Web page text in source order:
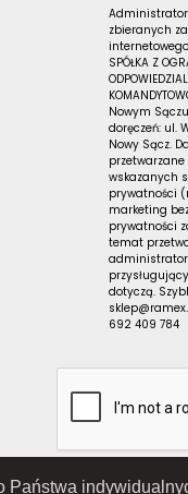
Państwa
zbieranych
SPÓŁKA Z
Nowym
doręczeń: ul.
Nowy Sącz.
wskazanych
prywatności
marketing
prywatności
temat
dotyczą.
692 409 784